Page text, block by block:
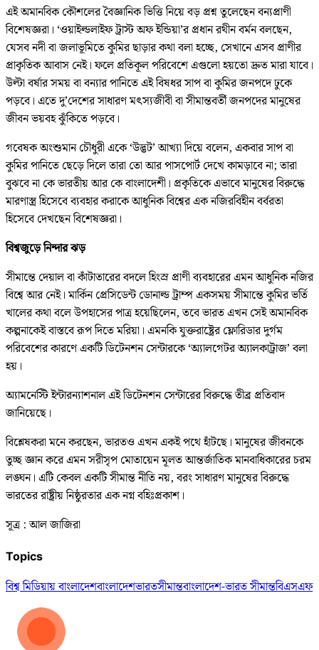
এই অমানবিক কৌশলের বৈজ্ঞানিক ভিত্তি নিয়ে বড় প্রশ্ন তুলেছেন বন্যপ্রাণী
বিশেষজ্ঞরা। ‘ওয়াইল্ডলাইফ ট্রাস্ট অফ ইন্ডিয়া’র প্রধান রথীন বর্মন বলছেন,
যেসব নদী বা জলাভূমিতে কুমির ছাড়ার কথা বলা হচ্ছে, সেখানে এসব প্রাণীর
প্রাকৃতিক আবাস নেই। ফলে প্রতিকূল পরিবেশে এগুলো হয়তো দ্রুত মারা যাবে।
উল্টা বর্ষার সময় বা বন্যার পানিতে এই বিষধর সাপ বা কুমির জনপদে ঢুকে
পড়বে। এতে দু’দেশের সাধারণ মৎস্যজীবী বা সীমান্তবর্তী জনপদের মানুষের
জীবন ভয়বহ ঝুঁকিতে পড়বে।
গবেষক অংশুমান চৌধুরী একে ‘উদ্ভট’ আখ্যা দিয়ে বলেন, একবার সাপ বা
কুমির পানিতে ছেড়ে দিলে তারা তো আর পাসপোর্ট দেখে কামড়াবে না; তারা
বুঝবে না কে ভারতীয় আর কে বাংলাদেশী। প্রকৃতিকে এভাবে মানুষের বিরুদ্ধে
মারণাস্ত্র হিসেবে ব্যবহার করাকে আধুনিক বিশ্বের এক নজিরবিহীন বর্বরতা
হিসেবে দেখছেন বিশেষজ্ঞরা।
বিশ্বজুড়ে নিন্দার ঝড়
সীমান্তে দেয়াল বা কাঁটাতারের বদলে হিংস্র প্রাণী ব্যবহারের এমন আধুনিক নজির
বিশ্বে আর নেই। মার্কিন প্রেসিডেন্ট ডোনাল্ড ট্রাম্প একসময় সীমান্তে কুমির ভর্তি
খালের কথা বলে উপহাসের পাত্র হয়েছিলেন, তবে ভারত এখন সেই অমানবিক
কল্পনাকেই বাস্তবে রূপ দিতে মরিয়া। এমনকি যুক্তরাষ্ট্রের ফ্লোরিডার দুর্গম
পরিবেশের কারণে একটি ডিটেনশন সেন্টারকে ‘অ্যালগেটর অ্যালকাট্রাজ’ বলা
হয়।
অ্যামনেস্টি ইন্টারন্যাশনাল এই ডিটেনশন সেন্টারের বিরুদ্ধে তীব্র প্রতিবাদ
জানিয়েছে।
বিশ্লেষকরা মনে করছেন, ভারতও এখন একই পথে হাঁটছে। মানুষের জীবনকে
তুচ্ছ জ্ঞান করে এমন সরীসৃপ মোতায়েন মূলত আন্তর্জাতিক মানবাধিকারের চরম
লঙ্ঘন। এটি কেবল একটি সীমান্ত নীতি নয়, বরং সাধারণ মানুষের বিরুদ্ধে
ভারতের রাষ্ট্রীয় নিষ্ঠুরতার এক নগ্ন বহিঃপ্রকাশ।
সূত্র : আল জাজিরা
Topics
বিশ্ব মিডিয়ায় বাংলাদেশবাংলাদেশভারতসীমান্তবাংলাদেশ-ভারত সীমান্তবিএসএফ